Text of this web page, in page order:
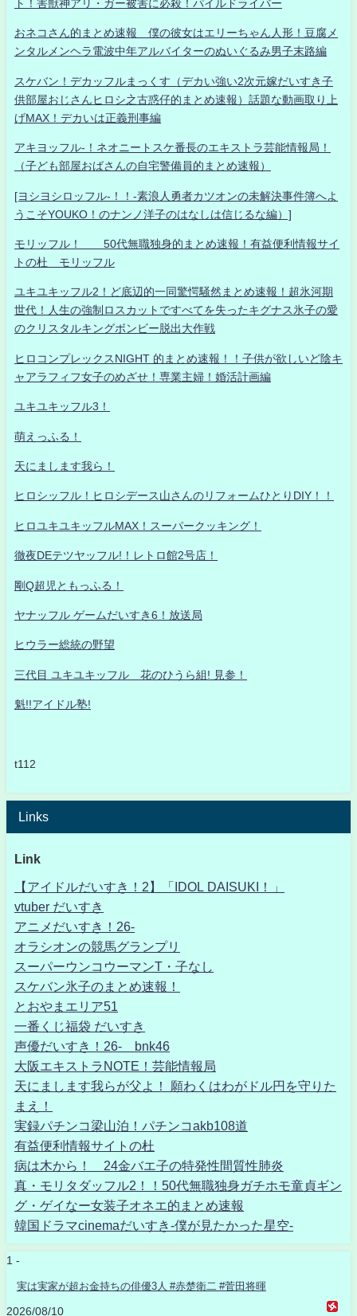
ト！害獣神アリ・ガー被害に必殺！パイルドライバー
おネコさん的まとめ速報 僕の彼女はエリーちゃん人形！豆腐メ
ンタルメンヘラ電波中年アルバイターのぬいぐるみ男子末路編
スケバン！デカッフルまっくす（デカい強い2次元嫁だいすき子
供部屋おじさんヒロシ之古惑仔的まとめ速報）話題な動画取り上
げMAX！デカいは正義刑事編
アキヨッフル-！ネオニートスケ番長のエキストラ芸能情報局！
（子ども部屋おばさんの自宅警備員的まとめ速報）
[ヨシヨシロッフル-！！-素浪人勇者カツオンの未解決事件簿へよ
うこそYOUKO！のナンノ洋子のはなしは信じるな編）]
モリッフル！ 50代無職独身的まとめ速報！有益便利情報サイ
トの杜 モリッフル
ユキユキッフル2！ど底辺的一同驚愕騒然まとめ速報！超氷河期
世代！人生の強制ロスカットですべてを失ったキグナス氷子の愛
のクリスタルキングボンビー脱出大作戦
ヒロコンプレックスNIGHT 的まとめ速報！！子供が欲しいど陰キ
ャアラフィフ女子のめざせ！専業主婦！婚活計画編
ユキユキッフル3！
萌えっふる！
天にまします我ら！
ヒロシッフル！ヒロシデース山さんのリフォームひとりDIY！！
ヒロユキユキッフルMAX！スーパークッキング！
徹夜DEテツヤッフル!！レトロ館2号店！
剛Q超児ともっふる！
ヤナッフル ゲームだいすき6！放送局
ヒウラー総統の野望
三代目 ユキユキッフル 花のひうら組! 見参！
魁!!アイドル塾!
t112
Links
Link
【アイドルだいすき！2】「IDOL DAISUKI！」
vtuber だいすき
アニメだいすき！26-
オラシオンの競馬グランプリ
スーパーウンコウーマンT・子なし
スケバン氷子のまとめ速報！
とおやまエリア51
一番くじ福袋 だいすき
声優だいすき！26- bnk46
大阪エキストラNOTE！芸能情報局
天にまします我らが父よ！ 願わくはわがドル円を守りた
まえ！
実録パチンコ梁山泊！パチンコakb108道
有益便利情報サイトの杜
病は木から！ 24金バエ子の特発性間質性肺炎
真・モリタダッフル2！！50代無職独身ガチホモ童貞ギン
グ・ゲイなー女装子オネエ的まとめ速報
韓国ドラマcinemaだいすき-僕が見たかった星空-
1 -
実は実家が超お金持ちの俳優3人 #赤楚衛二 #菅田将暉
2026/08/10